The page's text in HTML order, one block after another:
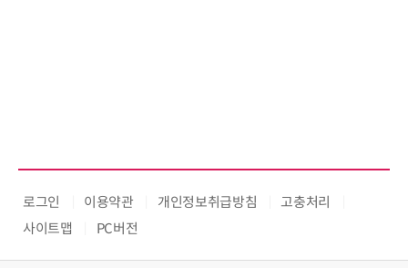
로그인 이용약관 개인정보취급방침
고충처리
사이트맵
PC버전